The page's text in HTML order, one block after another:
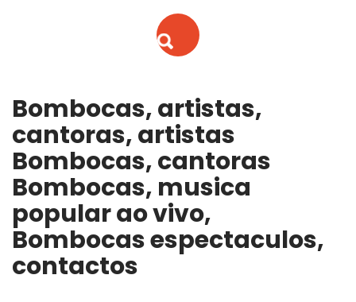
Bombocas, artistas,
cantoras, artistas
Bombocas, cantoras
Bombocas, musica
popular ao vivo,
Bombocas espectaculos,
contactos